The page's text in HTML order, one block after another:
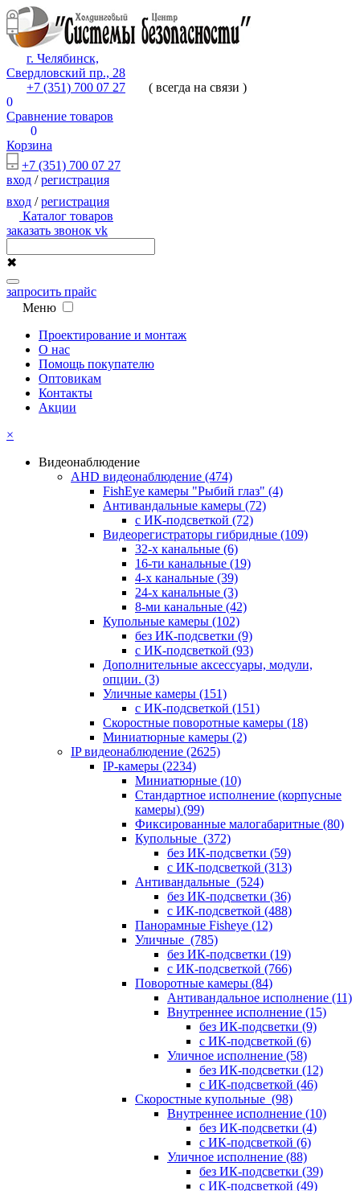
г. Челябинск,
Свердловский пр., 28
+7 (351) 700 07 27
( всегда на связи )
0
Сравнение товаров
0
Корзина
+7 (351) 700 07 27
вход /регистрация
вход /регистрация
Каталог товаров
заказать звонок vk
✖
запросить прайс
Меню
Проектирование и монтаж
О нас
Помощь покупателю
Оптовикам
Контакты
Акции
×
Видеонаблюдение
AHD видеонаблюдение (474)
FishEye камеры "Рыбий глаз" (4)
Антивандальные камеры (72)
с ИК-подсветкой (72)
Видеорегистраторы гибридные (109)
32-х канальные (6)
16-ти канальные (19)
4-х канальные (39)
24-х канальные (3)
8-ми канальные (42)
Купольные камеры (102)
без ИК-подсветки (9)
с ИК-подсветкой (93)
Дополнительные аксессуары, модули,
опции. (3)
Уличные камеры (151)
с ИК-подсветкой (151)
Скоростные поворотные камеры (18)
Миниатюрные камеры (2)
IP видеонаблюдение (2625)
IP-камеры (2234)
Миниатюрные (10)
Стандартное исполнение (корпусные
камеры) (99)
Фиксированные малогабаритные (80)
Купольные (372)
без ИК-подсветки (59)
с ИК-подсветкой (313)
Антивандальные (524)
без ИК-подсветки (36)
с ИК-подсветкой (488)
Панорамные Fisheye (12)
Уличные (785)
без ИК-подсветки (19)
с ИК-подсветкой (766)
Поворотные камеры (84)
Антивандальное исполнение (11)
Внутреннее исполнение (15)
без ИК-подсветки (9)
с ИК-подсветкой (6)
Уличное исполнение (58)
без ИК-подсветки (12)
с ИК-подсветкой (46)
Скоростные купольные (98)
Внутреннее исполнение (10)
без ИК-подсветки (4)
с ИК-подсветкой (6)
Уличное исполнение (88)
без ИК-подсветки (39)
с ИК-подсветкой (49)